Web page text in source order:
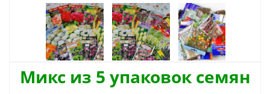
Микс из 5 упаковок семян